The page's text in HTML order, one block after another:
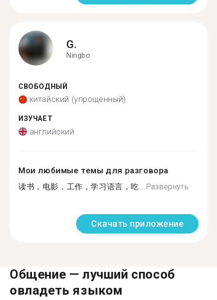
G.
Ningbo
СВОБОДНЫЙ
китайский (упрощенный)
ИЗУЧАЕТ
английский
Мои любимые темы для разговора
读书，电影，工作，学习语言，吃... Развернуть
Скачать приложение
Общение — лучший способ
овладеть языком